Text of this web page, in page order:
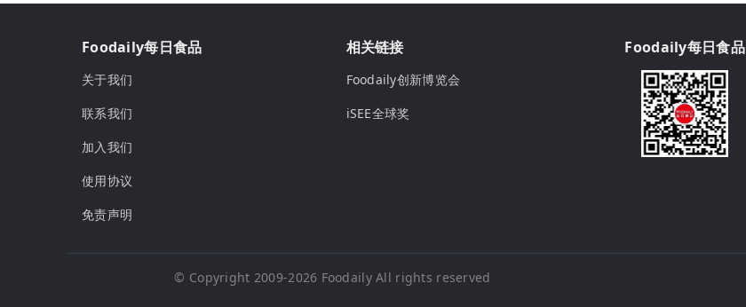
Foodaily每日食品
关于我们
联系我们
加入我们
使用协议
免责声明
相关链接
Foodaily创新博览会
iSEE全球奖
Foodaily每日食品
© Copyright 2009-2026 FoodailyAll rights reserved